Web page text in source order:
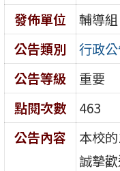
發佈單位
輔導組
公告類別
行政
公告等級
重要
點閱次數
463
公告內容
本校
誠摯